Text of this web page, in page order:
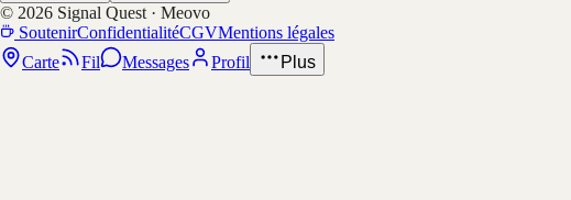
© 2026 Signal Quest · Meovo
SoutenirConfidentialitéCGVMentions légales
Carte
Fil Messages Profil Plus